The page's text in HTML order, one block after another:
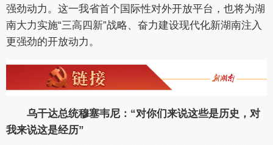
强劲动力。这一我省首个国际性对外开放平台，也将为湖
南大力实施“三高四新”战略、奋力建设现代化新湖南注入
更强劲的开放动力。
乌干达总统穆塞韦尼：“对你们来说这些是历史，对
我来说这是经历”